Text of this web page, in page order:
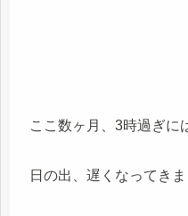
ここ数ヶ月、3時過ぎに
日の出、遅くなってきま